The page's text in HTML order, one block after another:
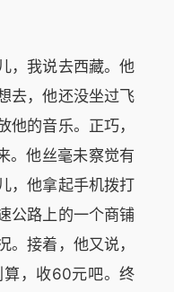
，我说去西藏。他
去，他还没坐过飞
的音乐。正巧，
。他丝毫未察觉有
，他拿起手机拨打
公路上的一个商铺
。接着，他又说，
，收60元吧。终